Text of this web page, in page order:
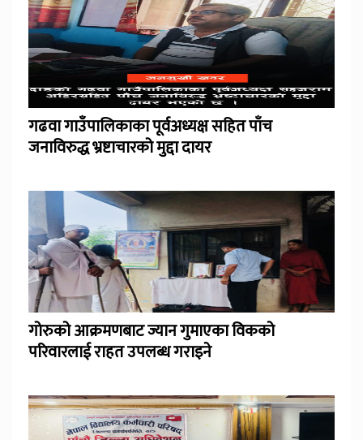
गढवा गाउँपालिकाका पूर्वअध्यक्ष सहित पाँच
जनाविरुद्ध भ्रष्टाचारको मुद्दा दायर
गोरुको आक्रमणबाट ज्यान गुमाएका विकको
परिवारलाई राहत उपलब्ध गराइने